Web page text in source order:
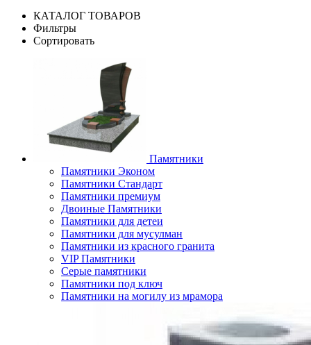
КАТАЛОГ ТОВАРОВ
Фильтры
Сортировать
Памятники
Памятники Эконом
Памятники Стандарт
Памятники премиум
Двоиные Памятники
Памятники для детеи
Памятники для мусулман
Памятники из красного гранита
VIP Памятники
Серые памятники
Памятники под ключ
Памятники на могилу из мрамора